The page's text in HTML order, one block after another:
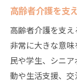
高齢者介護を支
高齢者介護を支
非常に大きな意
民や学生、シニ
動や生活支援、